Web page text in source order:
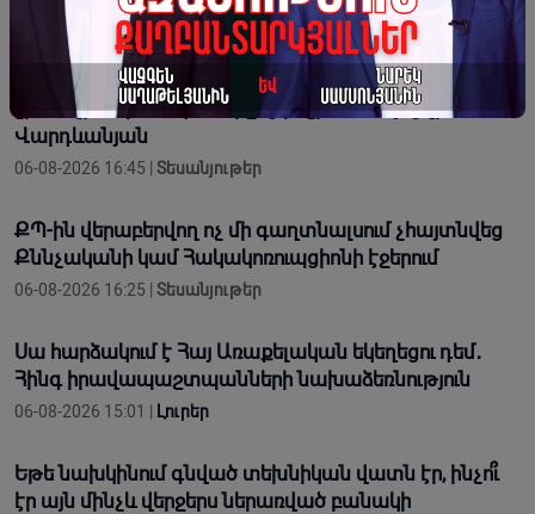
06-08-2026 18:27 |Լուրեր
«Պադավատը» մարդու կյանքում բան չի փոխում, բան
չի տալիս, պետական միջոց ինչի՞ ծառայեցվի.
Վարդևանյան
06-08-2026 16:45 | Տեսանյութեր
ՔՊ-ին վերաբերվող ոչ մի գաղտնալսում չհայտնվեց
Քննչականի կամ Հակակոռուպցիոնի էջերում
06-08-2026 16:25 | Տեսանյութեր
Սա հարձակում է Հայ Առաքելական եկեղեցու դեմ․
Հինգ իրավապաշտպանների նախաձեռնություն
06-08-2026 15:01 | Լուրեր
Եթե նախկինում գնված տեխնիկան վատն էր, ինչո՞ւ
էր այն մինչև վերջերս ներառված բանակի